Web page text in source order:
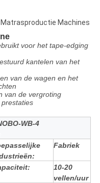
Matrasproductie Machines
voor het tape-edging
kantelen van het
van de wagen en het
van de vergroting
WB-4
Fabriek
10-20
vellen/uur